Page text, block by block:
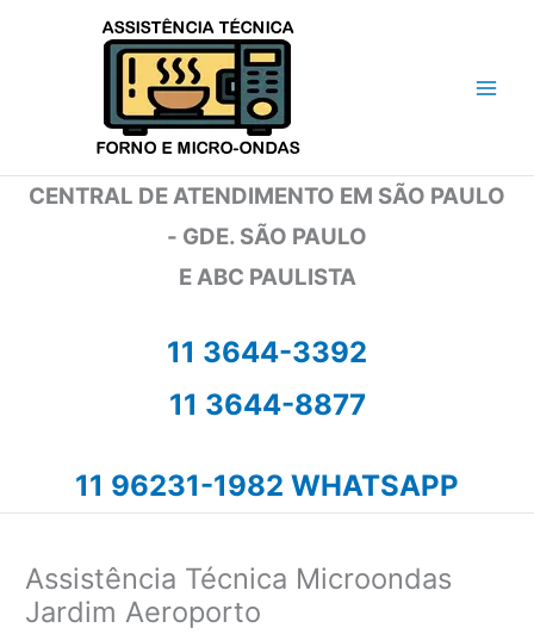
CENTRAL DE ATENDIMENTO EM SÃO PAULO
- GDE. SÃO PAULO
E ABC PAULISTA
11 3644-3392
11 3644-8877
11 96231-1982 WHATSAPP
Assistência Técnica Microondas
Jardim Aeroporto